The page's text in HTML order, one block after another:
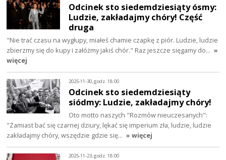
Odcinek sto siedemdziesiąty ósmy:
Ludzie, zakładajmy chóry! Część
druga
"Nie trać czasu na wygłupy, miałeś chamie czapkę z piór. Ludzie, ludzie
zbierzmy się do kupy i załóżmy jakiś chór." Raz jeszcze sięgamy do… »
więcej
2025-11-30, godz. 18:00
Odcinek sto siedemdziesiąty
siódmy: Ludzie, zakładajmy chóry!
Oto motto naszych "Rozmów nieuczesanych":
"Zamiast bać się czarnej dziury, lękać się imperium zła, ludzie, ludzie
zakładajmy chóry, wszędzie gdzie się… » więcej
2025-11-23, godz. 18:00